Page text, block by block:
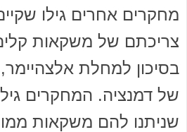
מחקרים אחרים גילו
צריכתם של משקאות קלים
בסיכון למחלת
של דמנציה. המחקרים
שניתנו להם משקאות